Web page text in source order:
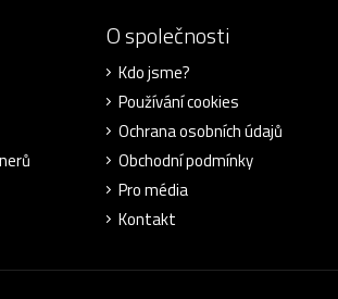
O společnosti
Kdo jsme?
Používání cookies
Ochrana osobních údajů
Obchodní podmínky
Pro média
Kontakt